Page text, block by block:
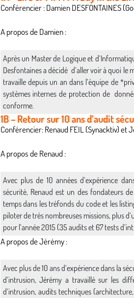
Conférencier : Damien DESFONTAINES
A propos de Damien :
Après un Master de Logique et
Desfontaines a décidé d’aller voir à quoi le
travaille depuis un an dans l’équipe de
systèmes internes de protection de
conforme.
1B – Retour sur 10 ans d’audit
Conférencier: Renaud FEIL (Synacktiv) et
A propos de Renaud :
Avec plus de 10 années d’expérience
sécurité, Renaud est un des fondateurs
temps dans les tréfonds du code et les
piloter de très nombreuses missions, plus
pour l’année 2015 (35 audits et 67 tests
A propos de Jérémy :
Avec plus de 10 ans d’expérience dans la
d’intrusion, Jérémy a travaillé sur les
d’intrusion, audits techniques